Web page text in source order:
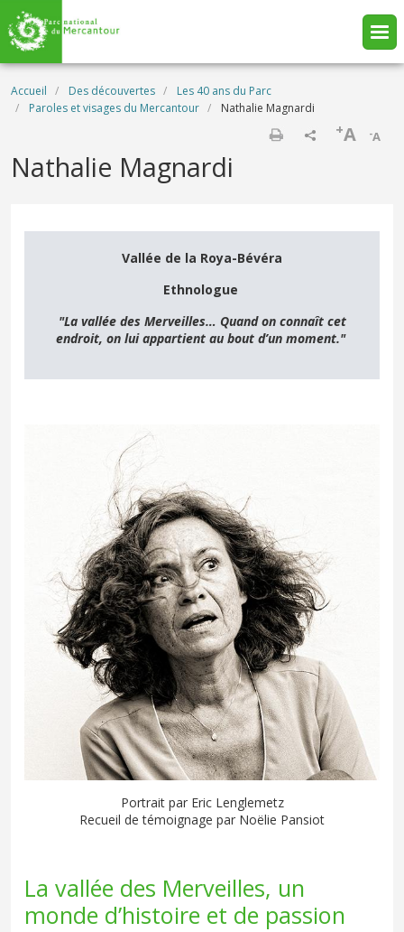
Aller au contenu principal
Fil d'Ariane
Accueil Des découvertes
Les 40 ans du Parc
Paroles et visages du Mercantour
Nathalie Magnardi
-A
+A
Nathalie Magnardi
Vallée de la Roya-Bévéra
Ethnologue
"La vallée des Merveilles… Quand on connaît cet
endroit, on lui appartient au bout d’un moment."
Portrait par Eric Lenglemetz
Recueil de témoignage par Noëlie Pansiot
La vallée des Merveilles, un
monde d’histoire et de passion